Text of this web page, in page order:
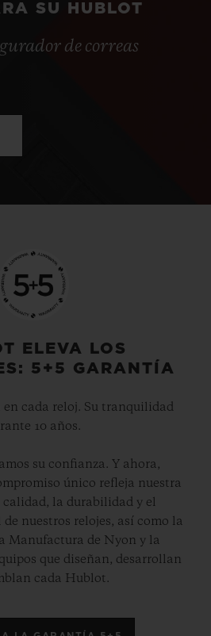
SU HUBLOT
de correas
ELEVA LOS
5+5 GARANTÍA
cada reloj. Su tranquilidad
10 años.
su confianza. Y ahora,
único refleja nuestra
la durabilidad y el
nuestros relojes, así como la
Manufactura de Nyon y la
que diseñan, desarrollan
cada Hublot.